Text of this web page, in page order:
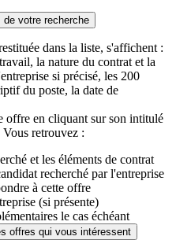
votre recherche
dans la liste, s'affichent :
la nature du contrat et la
si précisé, les 200
du poste, la date de
offre en cliquant sur son intitulé
retrouvez :
et les éléments de contrat
recherché par l'entreprise
à cette offre
(si présente)
le cas échéant
offres qui vous intéressent